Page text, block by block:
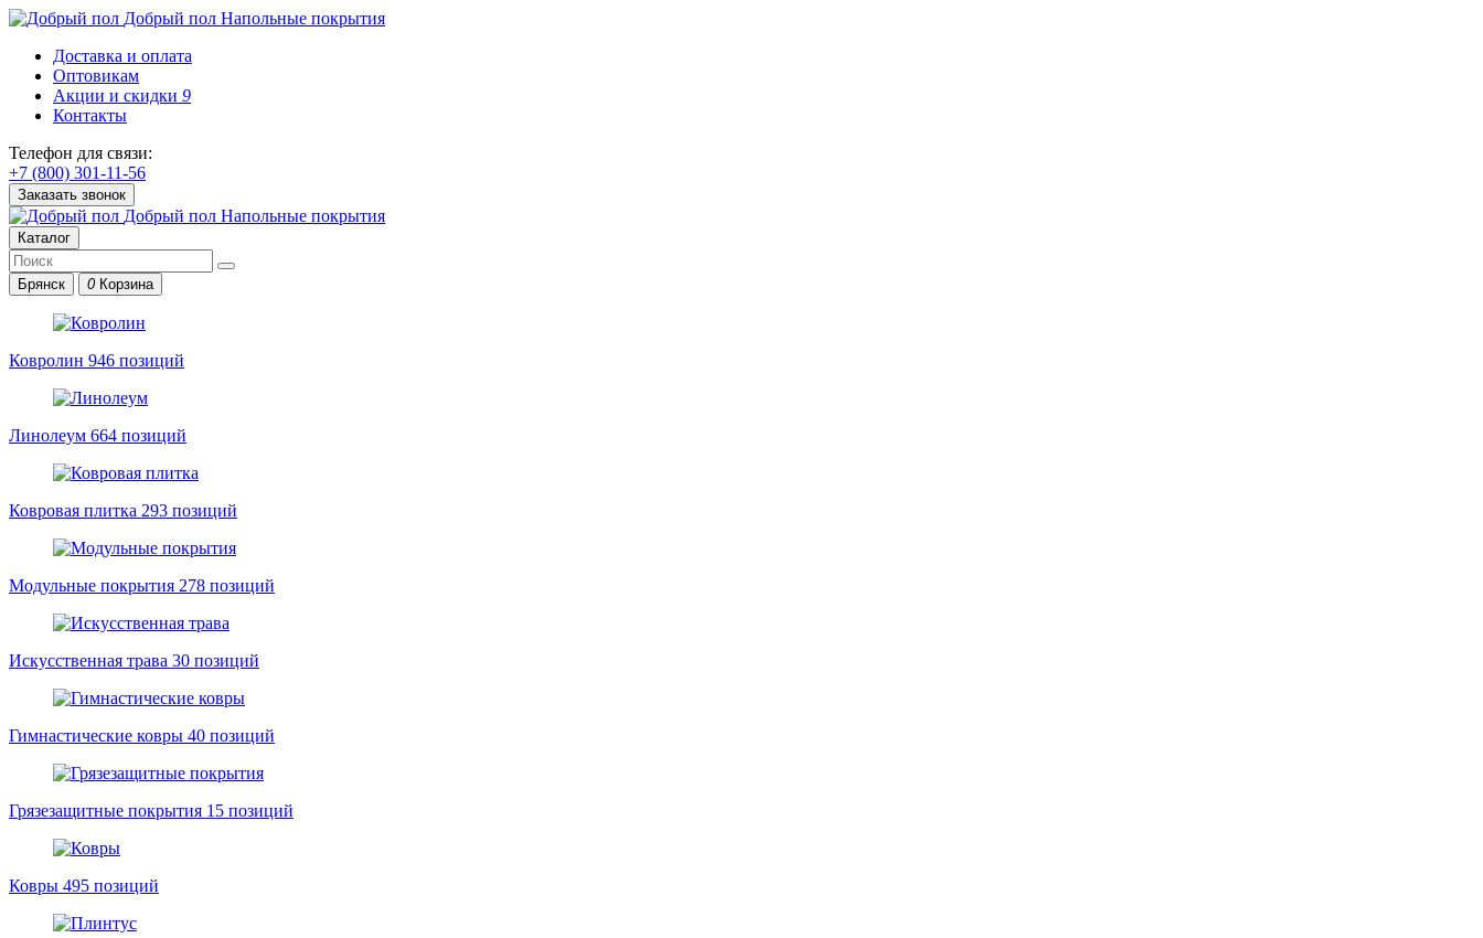
Добрый пол Напольные покрытия
Доставка и оплата
Оптовикам
Акции и скидки 9
Контакты
Телефон для связи:
+7 (800) 301-11-56
Заказать звонок
Добрый пол Напольные покрытия
Каталог
Брянск 0 Корзина
Ковролин 946 позиций
Линолеум 664 позиций
Ковровая плитка 293 позиций
Модульные покрытия 278 позиций
Искусственная трава 30 позиций
Гимнастические ковры 40 позиций
Грязезащитные покрытия 15 позиций
Ковры 495 позиций